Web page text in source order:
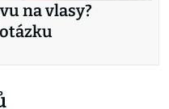
na vlasy?